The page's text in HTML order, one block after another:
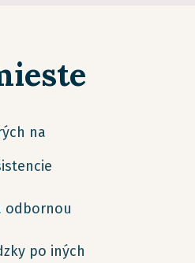
na
odbornou
po iných